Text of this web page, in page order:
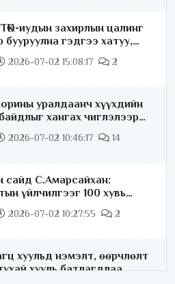
иудын захирлын цалинг
бууруулна гэдгээ хатуу,
хэлье
2026-07-02 15:08:17 2
уралдаанч хүүхдийн
хангах чиглэлээр
2026-07-02 10:46:17 14
сайд С.Амарсайхан:
үйлчилгээг 100 хувь
2026-07-02 10:27:55 2
хуульд нэмэлт, өөрчлөлт
хууль батлагдлаа